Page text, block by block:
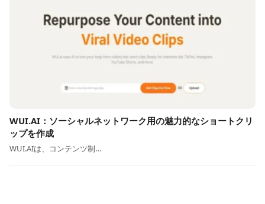
WUI.AI：ソーシャルネットワーク用の魅力的なショートクリ
ップを作成
WUI.AIは、コンテンツ制…